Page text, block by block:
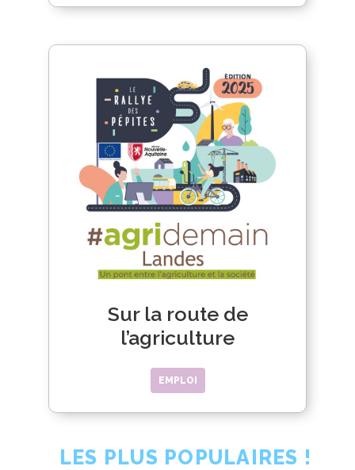
Sur la route de
l’agriculture
EMPLOI
LES PLUS POPULAIRES !